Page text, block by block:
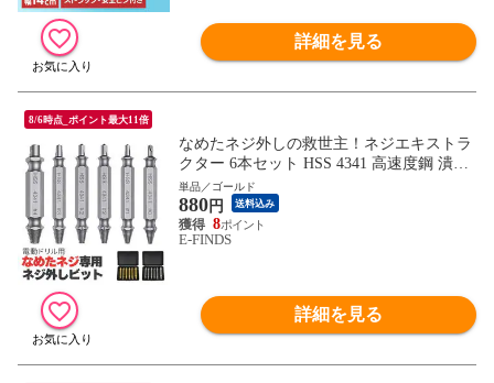
詳細を見る
8/6時点_ポイント最大11倍
なめたネジ外しの救世主！ネジエキストラ
クター 6本セット HSS 4341 高速度鋼 潰れ
たネジ/ボルト 抜き取り 逆タップ 電動ドリ
ル対応 専用ケース付 ドライバー ねじ 回ら
ない ネジ山 潰れた
単品／ゴールド
880円 送料込み
8
E-FINDS
詳細を見る